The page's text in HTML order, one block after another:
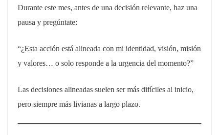
Durante este mes, antes de una decisión relevante, haz una
pausa y pregúntate:
“¿Esta acción está alineada con mi identidad, visión, misión
y valores… o solo responde a la urgencia del momento?”
Las decisiones alineadas suelen ser más difíciles al inicio,
pero siempre más livianas a largo plazo.